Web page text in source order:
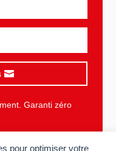
pour optimiser votre
Garanti zéro